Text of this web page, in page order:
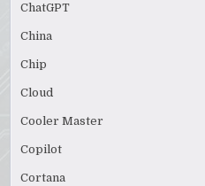
ChatGPT
China
Chip
Cloud
Cooler Master
Copilot
Cortana